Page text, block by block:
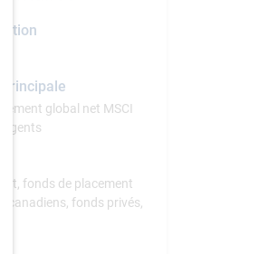
global net MSCI
fonds de placement
canadiens, fonds privés,